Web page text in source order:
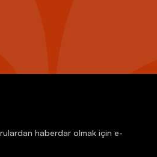
haberdar olmak için e-